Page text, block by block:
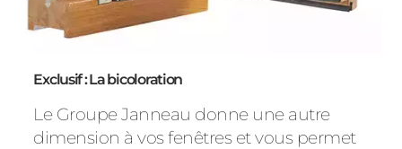
Exclusif : La bicoloration
Le Groupe Janneau donne une autre
dimension à vos fenêtres et vous permet